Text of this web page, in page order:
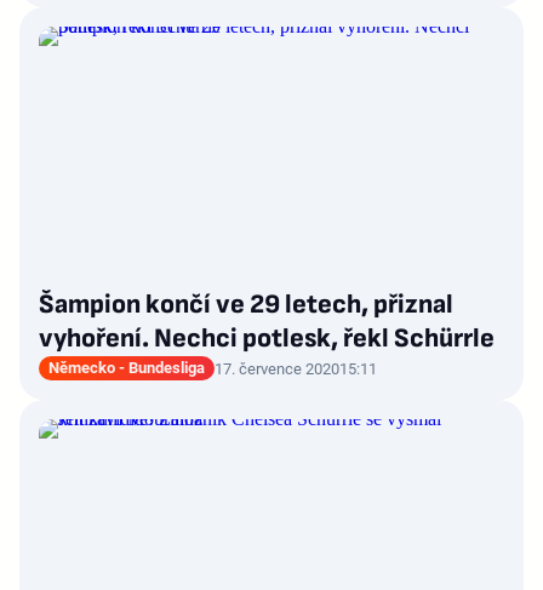
Šampion končí ve 29 letech, přiznal
vyhoření. Nechci potlesk, řekl Schürrle
Německo - Bundesliga 17. července 202015:11